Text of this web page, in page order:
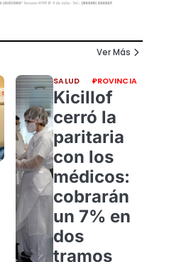
Ver Más
SALUD PROVINCIA
Kicillof
cerró la
paritaria
con los
médicos:
cobrarán
un 7% en
dos
tramos